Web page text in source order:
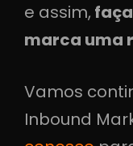
e assim,
marca uma
Vamos
Inbound